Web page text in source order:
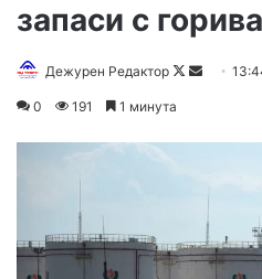
запаси с горива
Дежурен Редактор
Follow
Send
0 191 1 минута